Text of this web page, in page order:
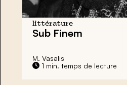
littérature
Sub Finem
M. Vasalis
1 min. temps de lecture